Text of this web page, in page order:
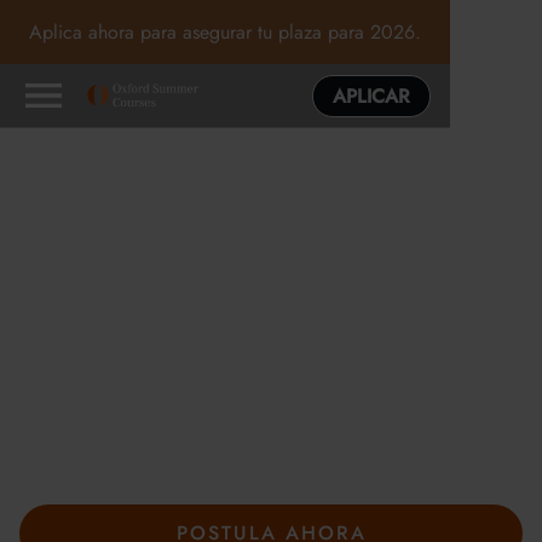
Aplica ahora para asegurar tu plaza para 2026.
APLICAR
POSTULA AHORA